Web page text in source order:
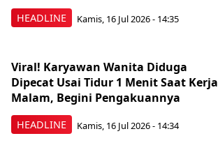
HEADLINE Kamis, 16 Jul 2026 - 14:35
HEADLINE
Viral! Karyawan Wanita Diduga
Dipecat Usai Tidur 1 Menit Saat Kerja
Malam, Begini Pengakuannya
Kamis, 16 Jul 2026 - 14:34